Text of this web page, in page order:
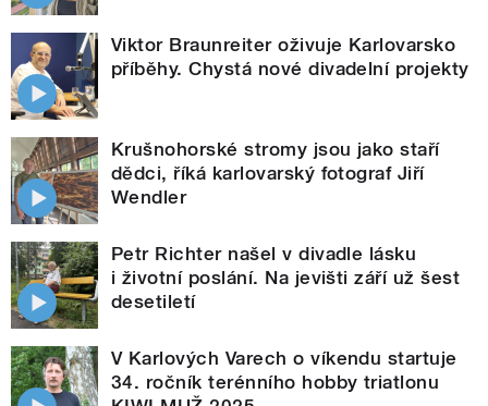
Viktor Braunreiter oživuje Karlovarsko
příběhy. Chystá nové divadelní projekty
Krušnohorské stromy jsou jako staří
dědci, říká karlovarský fotograf Jiří
Wendler
Petr Richter našel v divadle lásku
i životní poslání. Na jevišti září už šest
desetiletí
V Karlových Varech o víkendu startuje
34. ročník terénního hobby triatlonu